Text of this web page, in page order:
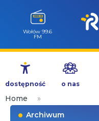
Przejdź
treści
Wołów 99.6
FM
dostępność o nas
Home
»
Archiwum